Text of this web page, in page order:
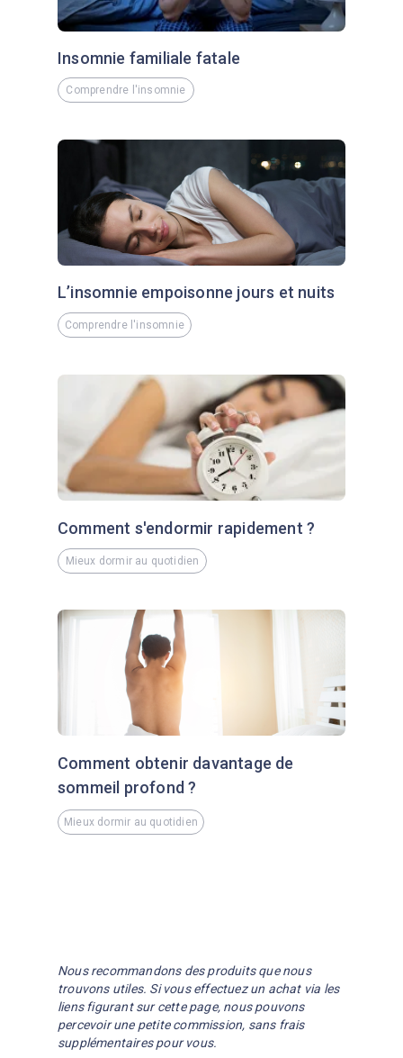
Insomnie familiale fatale
L’insomnie empoisonne jours et nuits
Mieux dormir au quotidien
Comprendre l'insomnie
Comment s'endormir rapidement ?
Comment obtenir davantage de
sommeil profond ?
Comprendre l'insomnie
Mieux dormir au quotidien
Nous recommandons des produits que nous
trouvons utiles. Si vous effectuez un achat via les
liens figurant sur cette page, nous pouvons
percevoir une petite commission, sans frais
supplémentaires pour vous.